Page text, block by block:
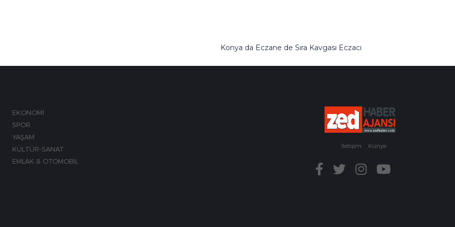
Konya da Eczane de Sıra Kavgası Eczacı
EKONOMİ
SPOR
YAŞAM
KÜLTÜR-SANAT
EMLAK & OTOMOBİL
İletişim Künye